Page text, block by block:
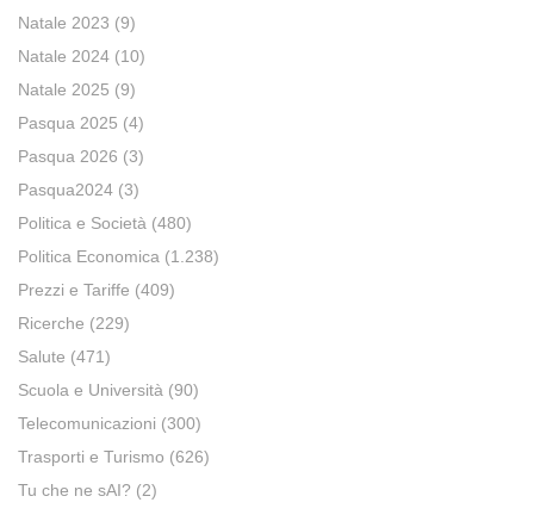
Natale 2023 (9)
Natale 2024 (10)
Natale 2025 (9)
Pasqua 2025 (4)
Pasqua 2026 (3)
Pasqua2024 (3)
Politica e Società (480)
Politica Economica (1.238)
Prezzi e Tariffe (409)
Ricerche (229)
Salute (471)
Scuola e Università (90)
Telecomunicazioni (300)
Trasporti e Turismo (626)
Tu che ne sAI? (2)